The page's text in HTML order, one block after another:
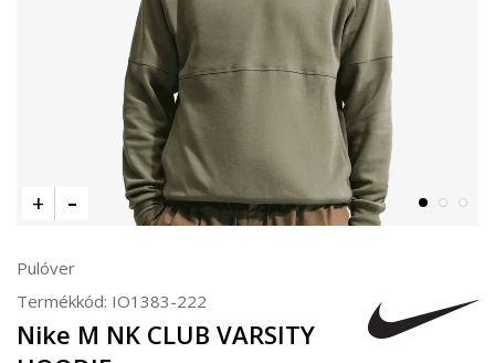
Pulóver
Termékkód: IO1383-222
Nike M NK CLUB VARSITY